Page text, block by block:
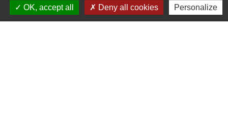
LOIRE
OK, accept all
Deny all cookies Personalize